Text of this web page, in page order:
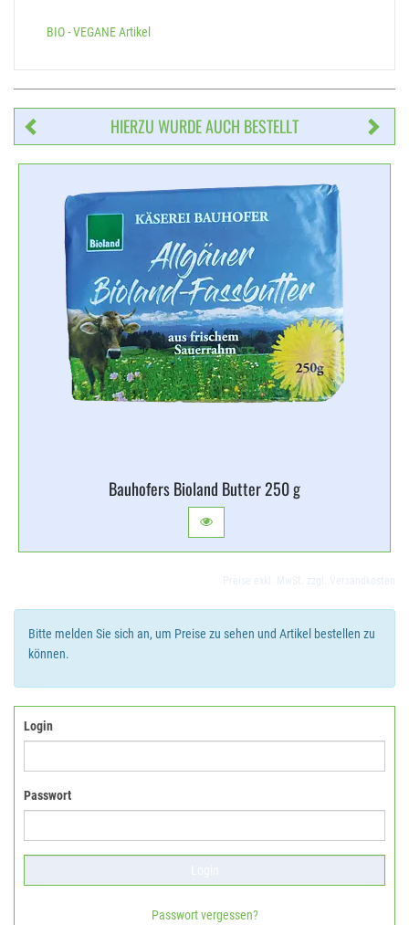
BIO - VEGANE Artikel
HIERZU WURDE AUCH BESTELLT
Bauhofers Bioland Butter 250 g
Bitte melden Sie sich an, um Preise zu sehen und Artikel bestellen zu
können.
Login
Passwort
Passwort vergessen?